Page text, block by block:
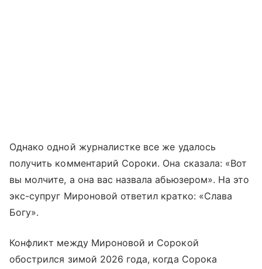
Однако одной журналистке все же удалось
получить комментарий Сороки. Она сказала: «Вот
вы молчите, а она вас назвала абьюзером». На это
экс-супруг Мироновой ответил кратко: «Слава
Богу».
Конфликт между Мироновой и Сорокой
обострился зимой 2026 года, когда Сорока